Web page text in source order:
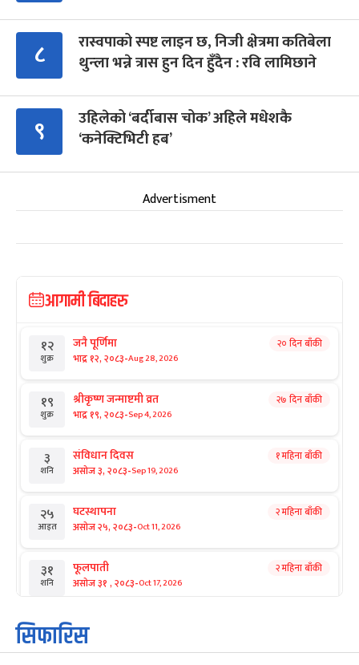
८
रास्वपाको स्पष्ट लाइन छ, निजी क्षेत्रमा कतिबेला
थुन्ला भन्ने त्रास हुन दिन हुँदैन : रवि लामिछाने
९
उहिलेको ‘बर्दीबास चोक’ अहिले मधेशकै
‘कनेक्टिभिटी हब’
Advertisment
आगामी बिदाहरु
१२
शुक्र
जनै पूर्णिमा
भाद्र १२, २०८३-Aug 28, 2026
२० दिन बाँकी
१९
शुक्र
श्रीकृष्ण जन्माष्टमी व्रत
भाद्र १९, २०८३-Sep 4, 2026
२७ दिन बाँकी
३
शनि
संविधान दिवस
असोज ३, २०८३-Sep 19, 2026
१ महिना बाँकी
२५
आइत
घटस्थापना
असोज २५, २०८३-Oct 11, 2026
२ महिना बाँकी
३१
शनि
फूलपाती
असोज ३१ , २०८३-Oct 17, 2026
२ महिना बाँकी
१
आइत
कार्तिक सङ्क्रान्ति
कार्तिक १, २०८३
सिफारिस